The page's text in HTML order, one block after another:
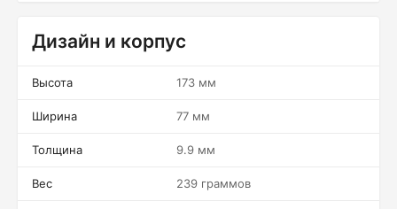
Дизайн и корпус
Высота 173 мм
Ширина 77 мм
Толщина 9.9 мм
Вес 239 граммов